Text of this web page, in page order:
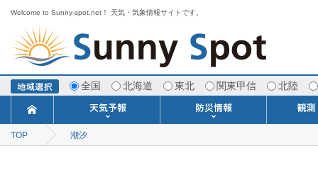
Welcome to Sunny-spot.net！ 天気・気象情報サイトです。
全国 北海道 東北 関東甲信 北陸
今日明日の天気
ポイント予報
週間天気予報
寒・暖候期予報
TOP 潮汐